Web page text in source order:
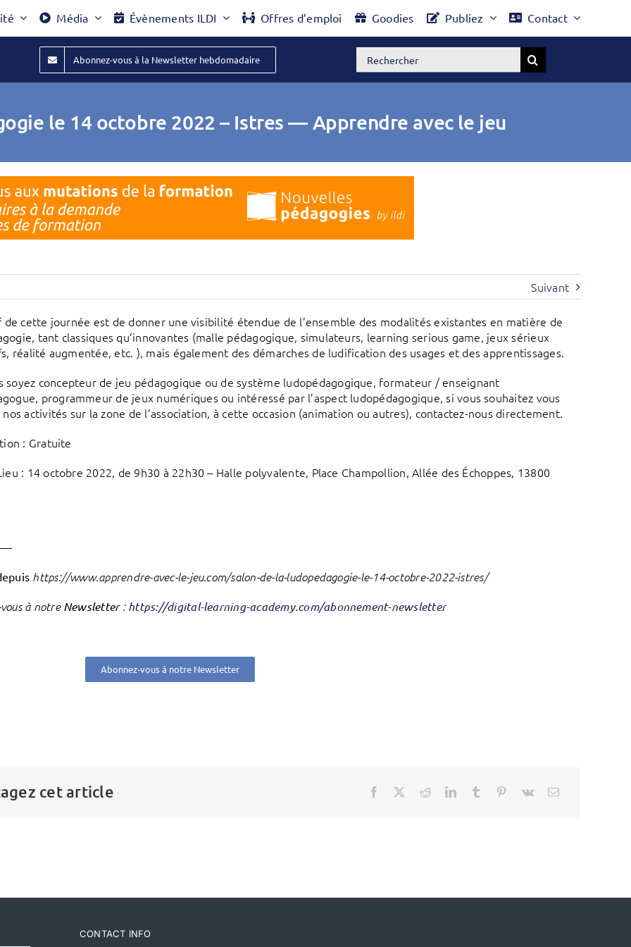
Média Évènements ILDI Offres d’emploi Goodies Publiez Contact
Abonnez-vous à la Newsletter hebdomadaire Rechercher:
le 14 octobre 2022 – Istres — Apprendre avec le jeu
Suivant
de cette journée est de donner une visibilité étendue de l’ensemble des modalités existantes en matière de
tant classiques qu’innovantes (malle pédagogique, simulateurs, learning serious game, jeux sérieux
réalité augmentée, etc. ), mais également des démarches de ludification des usages et des apprentissages.
soyez concepteur de jeu pédagogique ou de système ludopédagogique, formateur / enseignant
programmeur de jeux numériques ou intéressé par l’aspect ludopédagogique, si vous souhaitez vous
activités sur la zone de l’association, à cette occasion (animation ou autres), contactez-nous directement.
: Gratuite
: 14 octobre 2022, de 9h30 à 22h30 – Halle polyvalente, Place Champollion, Allée des Échoppes, 13800
https://www.apprendre-avec-le-jeu.com/salon-de-la-ludopedagogie-le-14-octobre-2022-istres/
à notre Newsletter: https://digital-learning-academy.com/abonnement-newsletter
Abonnez-vous à notre Newsletter
cet article
CONTACT INFO